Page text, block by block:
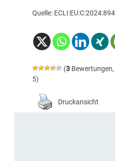
Quelle: ECLI:EU:C:2024:894
(3
5)
Druckansicht